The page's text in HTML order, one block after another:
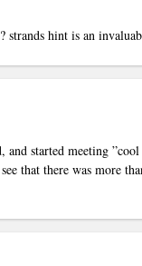
strands hint is an
and started meeting
that there was more